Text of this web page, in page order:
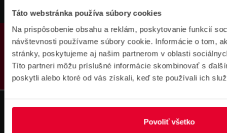
Táto webstránka používa súbory cookies
Na prispôsobenie obsahu a reklám, poskytovanie funkcií
návštevnosti používame súbory cookie. Informácie o tom,
stránky, poskytujeme aj našim partnerom v oblasti
Títo partneri môžu príslušné informácie skombinovať s
poskytli alebo ktoré od vás získali, keď ste používali ich
Povoliť všetko
PRODUKTY
Pre zákazníkov s rámovcovou zmluvou pri
objednávkach nad 300 € bez DPH
DOPRAVA ZADARMO